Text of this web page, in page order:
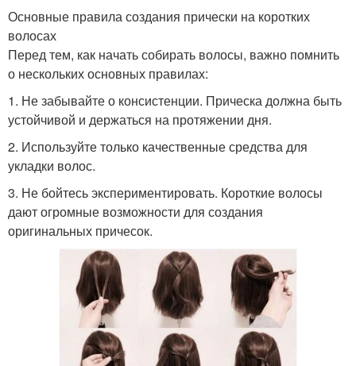
Основные правила создания прически на коротких
волосах
Перед тем, как начать собирать волосы, важно помнить
о нескольких основных правилах:
1. Не забывайте о консистенции. Прическа должна быть
устойчивой и держаться на протяжении дня.
2. Используйте только качественные средства для
укладки волос.
3. Не бойтесь экспериментировать. Короткие волосы
дают огромные возможности для создания
оригинальных причесок.